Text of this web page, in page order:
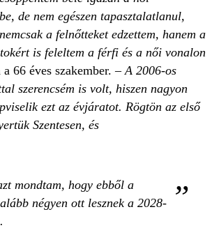
de nem egészen tapasztalatlanul,
a felnőtteket edzettem, hanem a
is feleltem a férfi és a női vonalon
66 éves szakember. –A 2006-os
szerencsém is volt, hiszen nagyon
ezt az évjáratot. Rögtön az első
Szentesen, és
mondtam, hogy ebből a
négyen ott lesznek a 2028-